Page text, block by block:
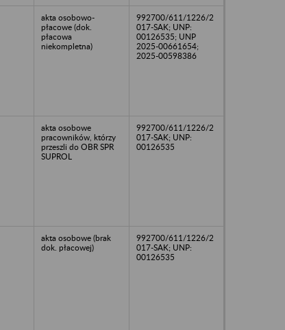
akta osobowo-
płacowe (dok.
płacowa
niekompletna)
992700/611/1226/2
017-SAK; UNP:
00126535; UNP
2025-00661654;
2025-00598386
akta osobowe
pracowników, którzy
przeszli do OBR SPR
SUPROL
992700/611/1226/2
017-SAK; UNP:
00126535
akta osobowe (brak
dok. płacowej)
992700/611/1226/2
017-SAK; UNP:
00126535